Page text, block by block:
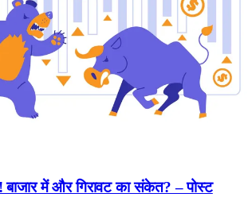
बाजार में और गिरावट का संकेत? – पोस्ट